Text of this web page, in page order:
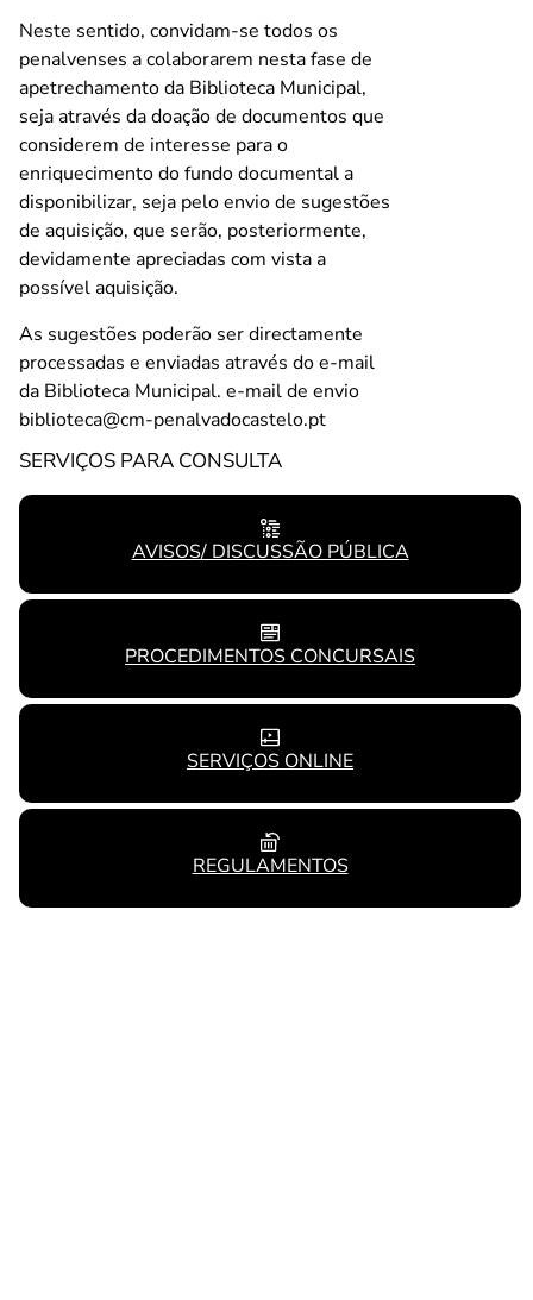
Neste sentido, convidam-se todos os
penalvenses a colaborarem nesta fase de
apetrechamento da Biblioteca Municipal,
seja através da doação de documentos que
considerem de interesse para o
enriquecimento do fundo documental a
disponibilizar, seja pelo envio de sugestões
de aquisição, que serão, posteriormente,
devidamente apreciadas com vista a
possível aquisição.
As sugestões poderão ser directamente
processadas e enviadas através do e-mail
da Biblioteca Municipal. e-mail de envio
biblioteca@cm-penalvadocastelo.pt
SERVIÇOS PARA CONSULTA
AVISOS/ DISCUSSÃO PÚBLICA
PROCEDIMENTOS CONCURSAIS
SERVIÇOS ONLINE
REGULAMENTOS